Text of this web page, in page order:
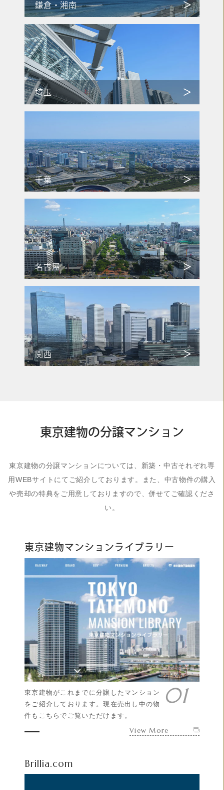
鎌倉・湘南
埼玉
千葉
名古屋
関西
東京建物の分譲マンション
東京建物の分譲マンションについては、新築・中古それぞれ専
用WEBサイトにてご紹介しております。また、中古物件の購入
や売却の特典をご用意しておりますので、併せてご確認くださ
い。
東京建物マンションライブラリー
東京建物がこれまでに分譲したマンション
をご紹介しております。現在売出し中の物
件もこちらでご覧いただけます。
View More
Brillia.com